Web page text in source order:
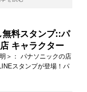
無料スタンプ::パ
キャラクター
＞： パナソニックの店
スタンプが登場！パ